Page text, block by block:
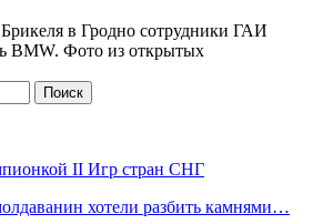
в Гродно сотрудники ГАИ
BMW. Фото из открытых
II Игр стран СНГ
хотели разбить камнями…